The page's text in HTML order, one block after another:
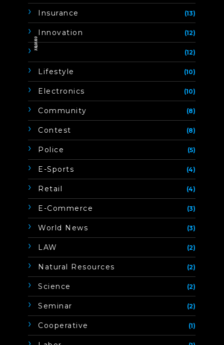
Insurance (13)
Innovation (12)
(12)
Lifestyle (10)
Electronics (10)
Community (8)
Contest (8)
Police (5)
E-Sports (4)
Retail (4)
E-Commerce (3)
World News (3)
LAW (2)
Natural Resources (2)
Science (2)
Seminar (2)
Cooperative (1)